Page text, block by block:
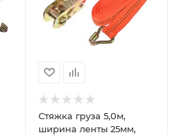
Стяжка груза 5,0м,
ширина ленты 25мм,